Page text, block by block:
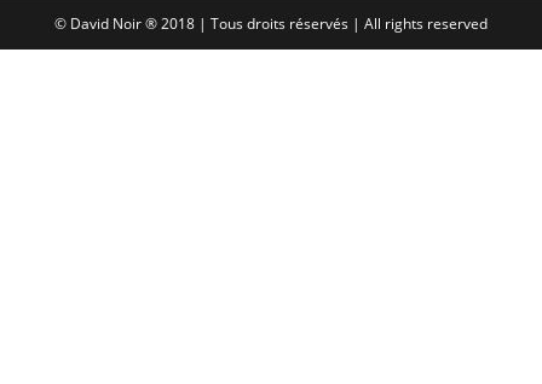
© David Noir ® 2018 | Tous droits réservés | All rights reserved